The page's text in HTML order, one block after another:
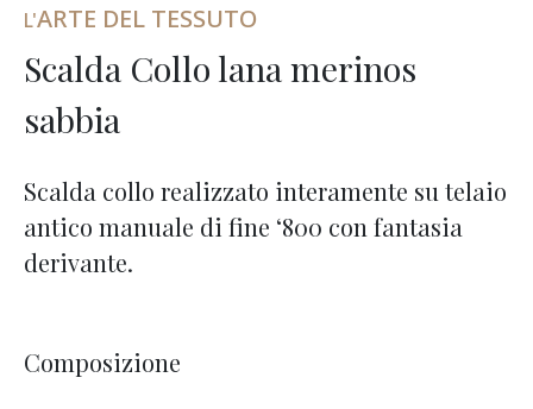
L'ARTE DEL TESSUTO
Scalda Collo lana merinos
sabbia
Scalda collo realizzato interamente su telaio
antico manuale di fine ‘800 con fantasia
derivante.
Composizione